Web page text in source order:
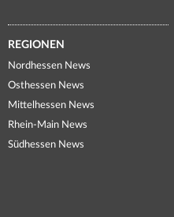
REGIONEN
Nordhessen News
Osthessen News
Mittelhessen News
Rhein-Main News
Südhessen News